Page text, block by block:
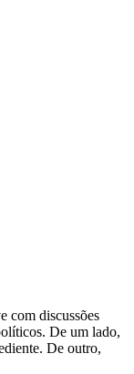
com discussões
De um lado,
De outro,